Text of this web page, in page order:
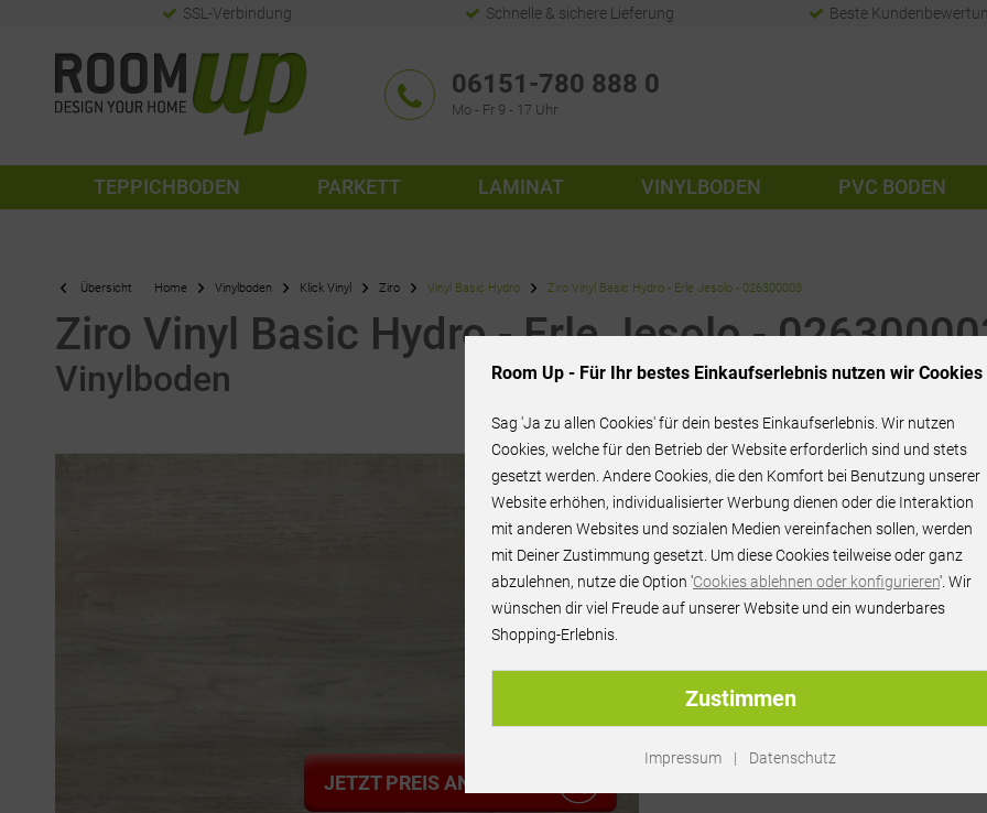
SSL-Verbindung Schnelle & sichere Lieferung Beste
06151-780 888 0
Mo - Fr 9 - 17 Uhr
TEPPICHBODEN PARKETT LAMINAT VINYLBODEN PVC BODEN
Übersicht Home Vinylboden Klick Vinyl Ziro Vinyl Basic Hydro Ziro Vinyl Basic Hydro - Erle Jesolo - 026300003
Ziro Vinyl Basic Hydro - Erle Jesolo -
Vinylboden
JETZT PREIS ANFRAGEN
41,90 € / m²
Artikel-Nr.:RU31894
Room Up - Für Ihr bestes Einkaufserlebnis nutzen wir Cookies
Sag 'Ja zu allen Cookies' für dein bestes Einkaufserlebnis. Wir nutzen
Cookies, welche für den Betrieb der Website erforderlich sind und stets
gesetzt werden. Andere Cookies, die den Komfort bei Benutzung unserer
Website erhöhen, individualisierter Werbung dienen oder die Interaktion
mit anderen Websites und sozialen Medien vereinfachen sollen, werden
mit Deiner Zustimmung gesetzt. Um diese Cookies teilweise oder ganz
abzulehnen, nutze die Option 'Cookies ablehnen oder konfigurieren'. Wir
wünschen dir viel Freude auf unserer Website und ein wunderbares
Shopping-Erlebnis.
Zustimmen
Impressum | Datenschutz